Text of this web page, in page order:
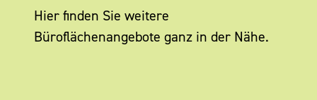
Hier finden Sie weitere
Büroflächenangebote ganz in der Nähe.